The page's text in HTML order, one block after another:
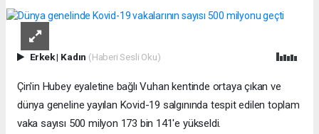
Erkek| Kadın (Haberi Sesli Oku)
Çin'in Hubey eyaletine bağlı Vuhan kentinde ortaya çıkan ve
dünya geneline yayılan Kovid-19 salgınında tespit edilen toplam
vaka sayısı 500 milyon 173 bin 141'e yükseldi.